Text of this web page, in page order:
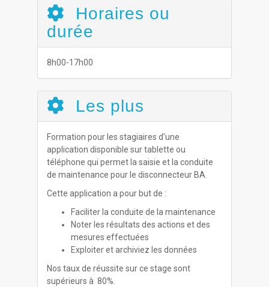
Horaires ou
durée
8h00-17h00
Les plus
Formation pour les stagiaires d'une
application disponible sur tablette ou
téléphone qui permet la saisie et la conduite
de maintenance pour le disconnecteur BA.
Cette application a pour but de :
Faciliter la conduite de la maintenance
Noter les résultats des actions et des
mesures effectuées
Exploiter et archiviez les données
Nos taux de réussite sur ce stage sont
supérieurs à 80%.